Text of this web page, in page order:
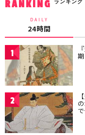
RANKING
DAILY
24時間
1
2